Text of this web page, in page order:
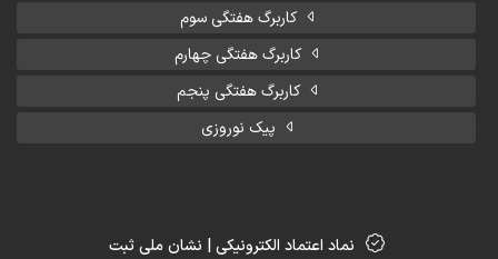
کاربرگ هفتگی سوم
کاربرگ هفتگی چهارم
کاربرگ هفتگی پنجم
پیک نوروزی
نماد اعتماد الکترونیکی | نشان ملی ثبت